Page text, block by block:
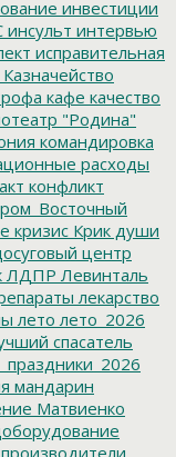
инвестиции
инсульт интервью
исправительная
Казначейство
кафе качество
"Родина"
командировка
расходы
конфликт
кризис Крик души
центр
ЛДПР Левинталь
лекарство
лето лето_2026
спасатель
мандарин
Матвиенко